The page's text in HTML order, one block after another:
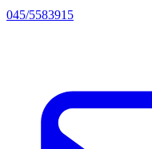
045/5583915